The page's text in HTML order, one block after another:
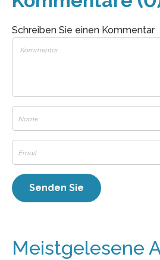
Schreiben Sie einen Kommentar
Meistgelesene